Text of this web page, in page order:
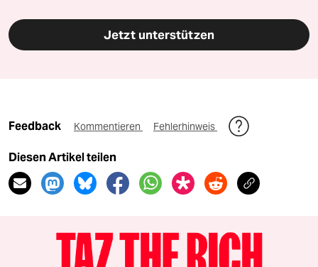
Jetzt unterstützen
Feedback Kommentieren Fehlerhinweis
Diesen Artikel teilen